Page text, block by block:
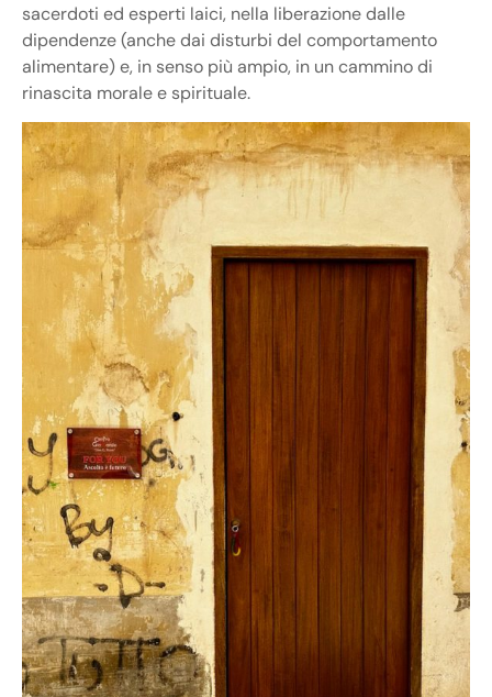
sacerdoti ed esperti laici, nella liberazione dalle
dipendenze (anche dai disturbi del comportamento
alimentare) e, in senso più ampio, in un cammino di
rinascita morale e spirituale.